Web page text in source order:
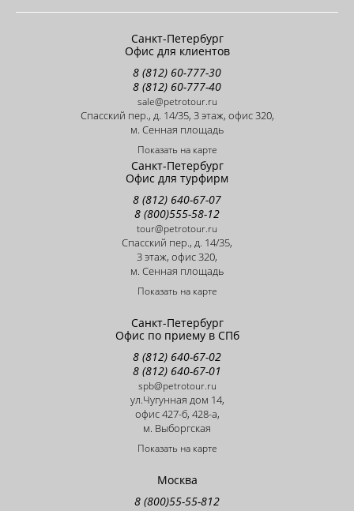
Санкт-Петербург
Офис для клиентов
8 (812) 60-777-30
8 (812) 60-777-40
sale@petrotour.ru
Cпасский пер., д. 14/35, 3 этаж, офис 320,
м. Сенная площадь
Показать на карте
Санкт-Петербург
Офис для турфирм
8 (812) 640-67-07
8 (800)555-58-12
tour@petrotour.ru
Cпасский пер., д. 14/35,
3 этаж, офис 320,
м. Сенная площадь
Показать на карте
Санкт-Петербург
Офис по приему в СПб
8 (812) 640-67-02
8 (812) 640-67-01
spb@petrotour.ru
ул.Чугунная дом 14,
офис 427-б, 428-a,
м. Выборгская
Показать на карте
Москва
8 (800)55-55-812